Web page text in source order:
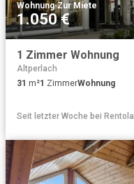
Wohnung·Zur Miete
1.050 €
1 Zimmer Wohnung
Altperlach
31 m²1 ZimmerWohnung
Seit letzter Woche bei Rentola